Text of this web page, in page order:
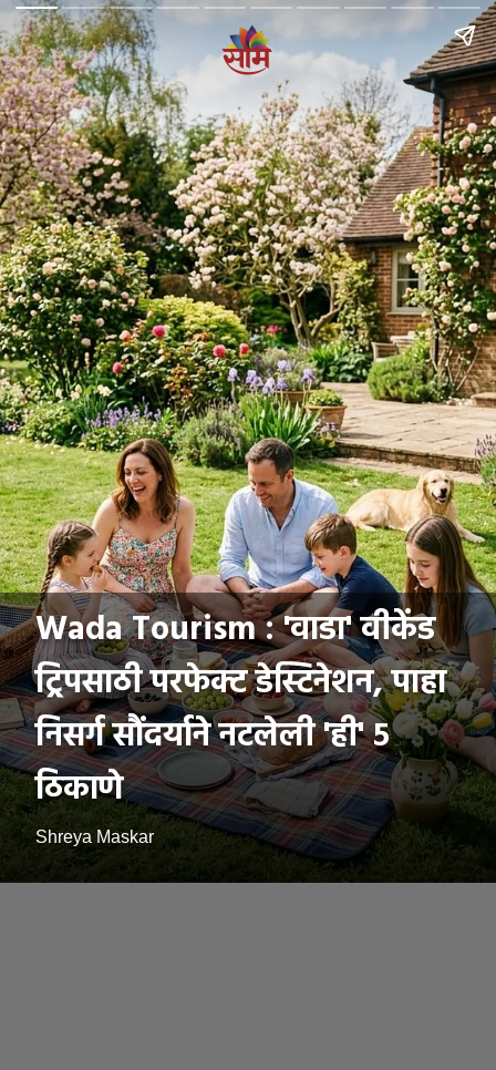
Wada Tourism : 'वाडा' वीकेंड
ट्रिपसाठी परफेक्ट डेस्टिनेशन, पाहा
निसर्ग सौंदर्याने नटलेली 'ही' ५
ठिकाणे
Shreya Maskar